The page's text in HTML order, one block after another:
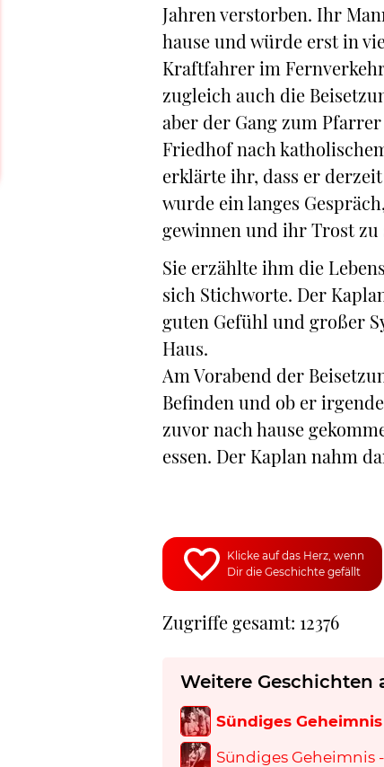
Jahren verstorben. Ihr
hause und würde erst in
Kraftfahrer im
zugleich auch die
aber der Gang zum
Friedhof nach
erklärte ihr, dass er
wurde ein langes
gewinnen und ihr Trost
Sie erzählte ihm die
sich Stichworte. Der
guten Gefühl und großer
Haus.
Am Vorabend der
Befinden und ob er
zuvor nach hause
essen. Der Kaplan nahm
Klicke auf das Herz, wenn
Dir die Geschichte gefällt
Zugriffe gesamt: 12376
Weitere Geschichten
Sündiges Geheimnis
Sündiges Geheimnis